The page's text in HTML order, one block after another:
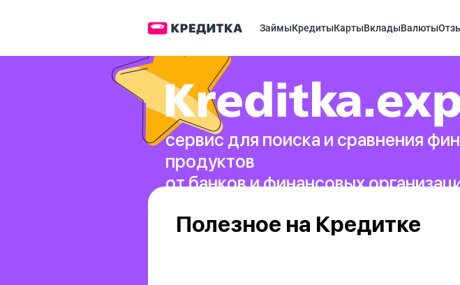
ЗаймыКредитыКартыВкладыВалюты
сервис для поиска и сравнения
продуктов
от банков и финансовых
Полезное на Кредитке